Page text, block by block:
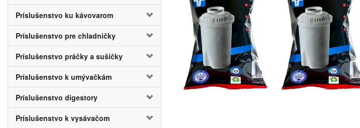
Príslušenstvo ku kávovarom
Príslušenstvo pre chladničky
Príslušenstvo práčky a sušičky
Príslušenstvo k umývačkám
Príslušenstvo digestory
Príslušenstvo k vysávačom